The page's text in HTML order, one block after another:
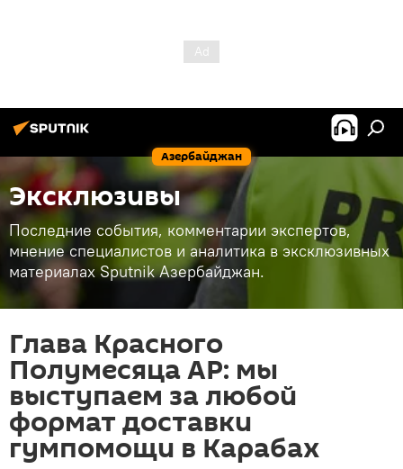
Азербайджан
Эксклюзивы
Последние события, комментарии экспертов,
мнение специалистов и аналитика в эксклюзивных
материалах Sputnik Азербайджан.
Глава Красного
Полумесяца АР: мы
выступаем за любой
формат доставки
гумпомощи в Карабах